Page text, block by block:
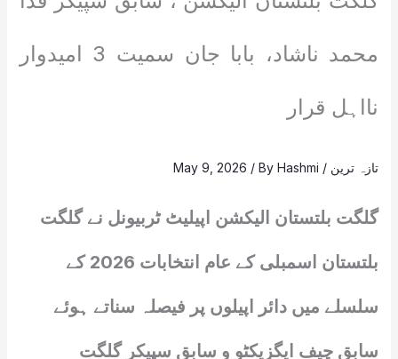
محمد ناشاد، بابا جان سمیت 3 امیدوار
نااہل قرار
تازہ ترین /
May 9, 2026 / ByHashmi
گلگت بلتستان الیکشن اپیلیٹ ٹربیونل نے گلگت
بلتستان اسمبلی کے عام انتخابات 2026 کے
سلسلے میں دائر اپیلوں پر فیصلہ سناتے ہوئے
سابق چیف ایگزیکٹو و سابق سپیکر گلگت